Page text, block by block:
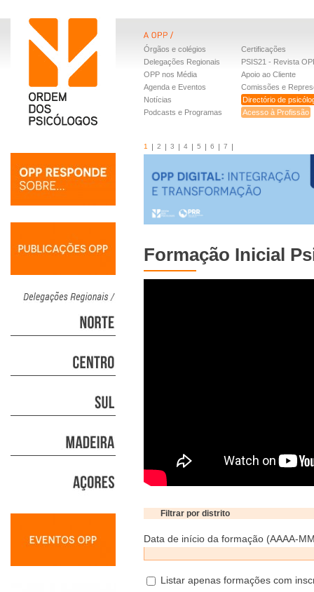
Órgãos e colégios
Delegações Regionais
OPP nos Média
Agenda e Eventos
Notícias
Podcasts e Programas
Certificações
PSIS21 - Revista
Apoio ao Cliente
Comissões e
Directório de
Acesso à Profissão
1 2 3 4 5 6 7
Formação Inicial
Data de início da formação (AAAA-
Listar apenas formações com